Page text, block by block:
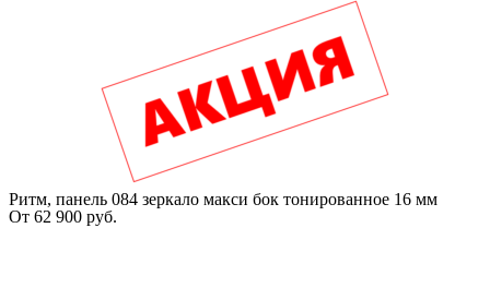
Ритм, панель 084 зеркало макси бок тонированное 16 мм
От 62 900 руб.